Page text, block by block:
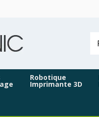
Robotique
Imprimante 3D